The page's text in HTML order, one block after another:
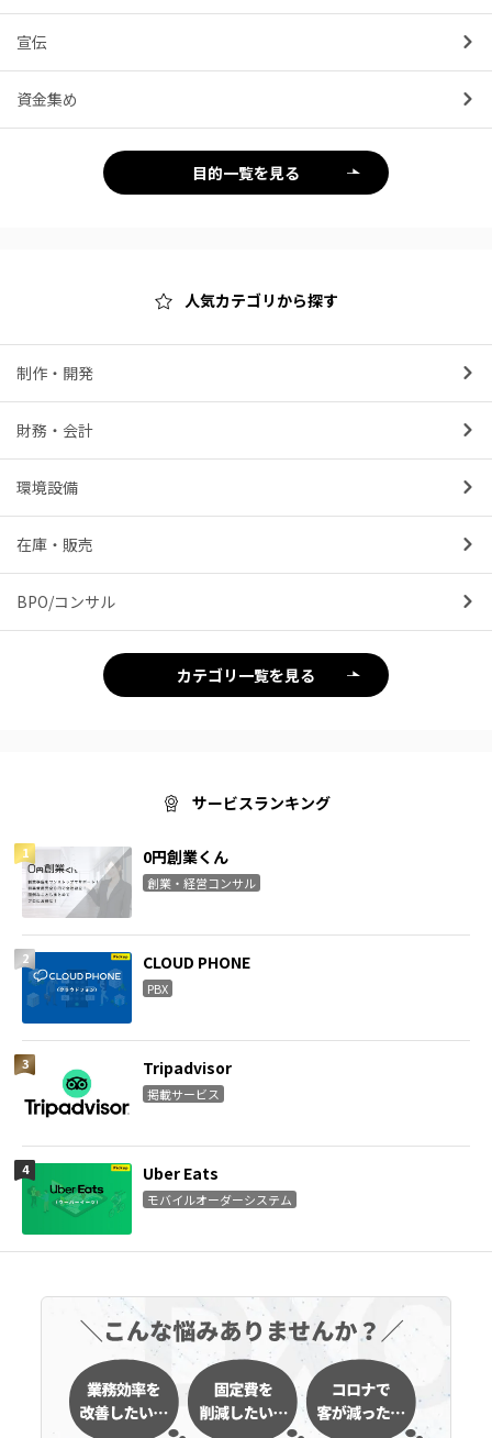
宣伝
資金集め
目的一覧を見る
人気カテゴリから探す
制作・開発
財務・会計
環境設備
在庫・販売
BPO/コンサル
カテゴリ一覧を見る
サービスランキング
0円創業くん
創業・経営コンサル
CLOUD PHONE
PBX
Tripadvisor
掲載サービス
Uber Eats
モバイルオーダーシステム